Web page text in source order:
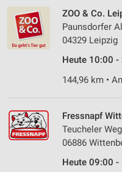
ZOO & Co.
Paunsdorfer
04329 Leipzig
Heute 10:00 -
144,96 km •
Fressnapf
Teucheler
06886
Heute 09:00 -